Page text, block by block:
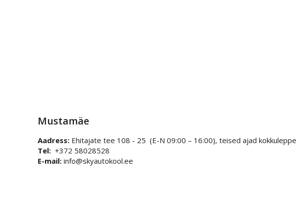
Mustamäe
Aadress: Ehitajate tee 108 - 25 (E-N 09:00 – 16:00), teised ajad
Tel: +372 58028528
E-mail: info@skyautokool.ee